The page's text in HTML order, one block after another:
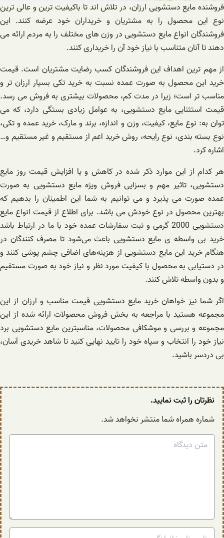
فروشنده مایع دستشویی ارزان، در تلاش اند تا باکیفیت ترین و عالی ترین
نوع این محصول را به مشتریان و خریداران خود عرضه کنند. این
فروشندگان انواع مایع دستشویی در وزن های مختلف را به مردم ارائه می
دهند تا آنان متناسب با نیاز خود آن را خریداری کنند.
از مهم ترین اهداف این فروشندگان کسب رضایت مشتریان است. قیمت
خرید این محصول به صورت عمده نسبت به خرید تکی بسیار ارزان تر و
مناسب تر است؛ زیرا در مدت کم، محصولات بیشتری به فروش می رسد.
قیمت استثنایی مایع دستشویی، به عوامل زیادی بستگی دارد، که می
توان به: نوع مایع، کیفیت، وزن و اندازه، برند و مارک، خرید عمده و تکی،
نوع بسته بندی، نوع رایحه، روش خرید اعم از مستقیم و غیر مستقیم و…
اشاره کرد.
هر کدام از این موارد ذکر شده در کاهش و یا افزایش قیمت روز مایع
دستشویی، تاثیر مهم و بسزایی فروش ویژه مایع دستشویی به صورت
عمده صورت می پذیرد و می توانیم به شما این اطمینان را بدهیم که
بهترین محصول در نوع خودش می باشد. برای اطلاع از قیمت انواع مایع
دستشویی 2000 گرمی و ثبت سفارشات عمده خود با ما در ارتباط باشد
خرید بی واسطه ی مایع دستشویی باعث می‌شود تا مصرف کنندگان در
هنگام خرید این مایع دستشویی از هزینه‌های اضافی چشم پوشی کنند و
در دستیابی به محصول با کیفیت مورد نظر و نیاز خود به صورت مستقیم
و بدون واسطه تلاش کنند.
اگر شما نیز خواهان خرید مایع دستشویی قیمت مناسب و ارزان از این
مجموعه هستید با مراجعه به بخش فروش محصولات ارائه شده از این
مجموعه و بررسی و موشکافی محصولات، مناسبترین مایع دستشویی برد
نیاز خود را انتخاب و سپاه خود را تایید نهایی کنید تا شاهد خریدی آسان،
بی دردسر باشید.
نظرتان را ثبت نمایید.
شماره همراه شما منتشر نخواهد شد.